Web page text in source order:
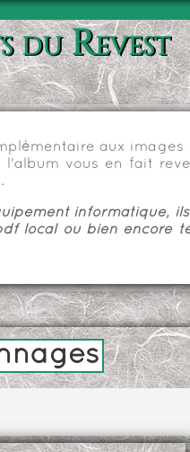
du Revest
aux
vous en fait
informatique,
local ou bien encore